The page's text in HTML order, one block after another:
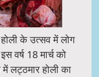
के उत्सव में लोग
वर्ष 18 मार्च को
लट्ठमार होली का